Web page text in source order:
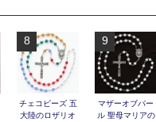
8
チェコビーズ 五
大陸のロザリオ
9
マザーオブパー
ル 聖母マリアの